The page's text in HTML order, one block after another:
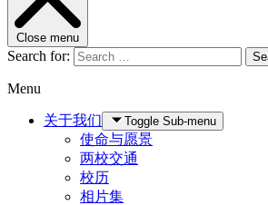
Close menu
Search for:
Menu
关于我们 Toggle Sub-menu
使命与愿景
两校交通
校历
相片集